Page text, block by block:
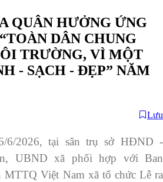
QUÂN HƯỞNG ỨNG
DÂN CHUNG
TRƯỜNG, VÌ MỘT
- SẠCH - ĐẸP” NĂM
Lưu
6/2026, tại sân trụ sở HĐND -
UBND xã phối hợp với Ban
MTTQ Việt Nam xã tổ chức Lễ ra